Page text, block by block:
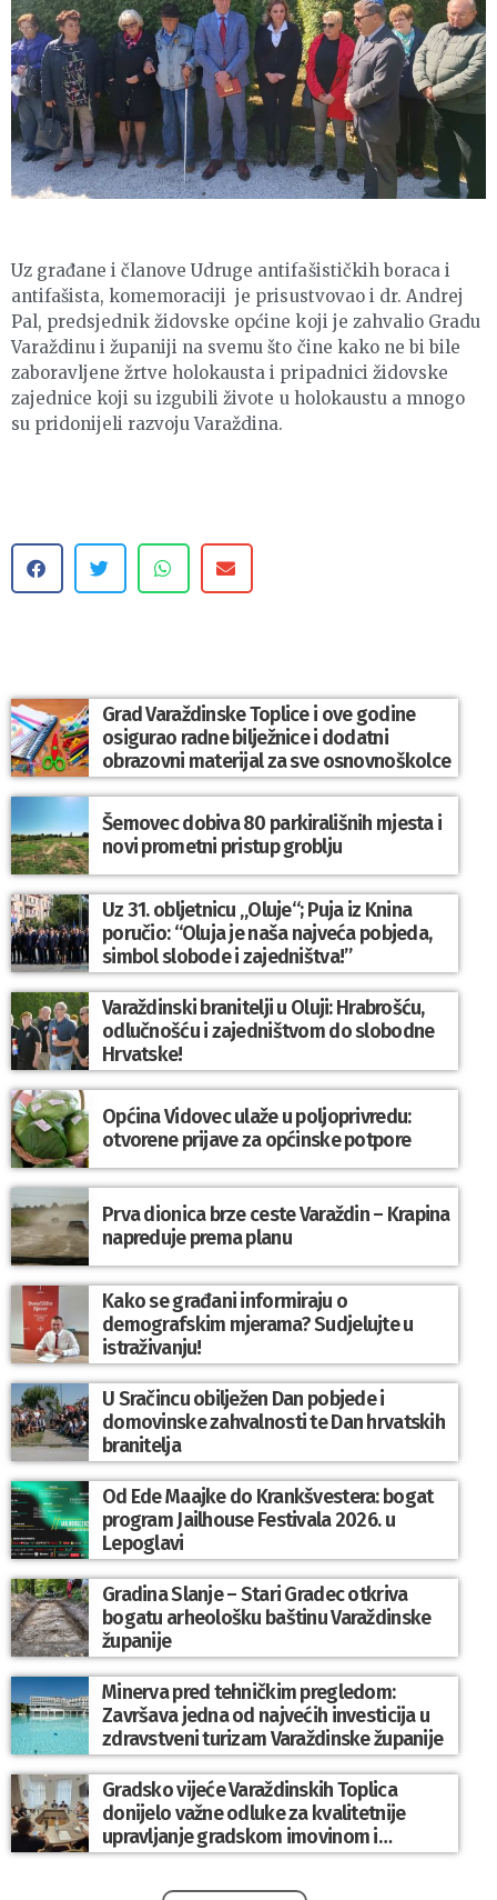
Uz građane i članove Udruge antifašističkih boraca i
antifašista, komemoraciji je prisustvovao i dr. Andrej
Pal, predsjednik židovske općine koji je zahvalio Gradu
Varaždinu i županiji na svemu što čine kako ne bi bile
zaboravljene žrtve holokausta i pripadnici židovske
zajednice koji su izgubili živote u holokaustu a mnogo
su pridonijeli razvoju Varaždina.
Grad Varaždinske Toplice i ove godine
osigurao radne bilježnice i dodatni
obrazovni materijal za sve osnovnoškolce
Šemovec dobiva 80 parkirališnih mjesta i
novi prometni pristup groblju
Uz 31. obljetnicu „Oluje“; Puja iz Knina
poručio: “Oluja je naša najveća pobjeda,
simbol slobode i zajedništva!”
Varaždinski branitelji u Oluji: Hrabrošću,
odlučnošću i zajedništvom do slobodne
Hrvatske!
Općina Vidovec ulaže u poljoprivredu:
otvorene prijave za općinske potpore
Prva dionica brze ceste Varaždin – Krapina
napreduje prema planu
Kako se građani informiraju o
demografskim mjerama? Sudjelujte u
istraživanju!
U Sračincu obilježen Dan pobjede i
domovinske zahvalnosti te Dan hrvatskih
branitelja
Od Ede Maajke do Krankšvestera: bogat
program Jailhouse Festivala 2026. u
Lepoglavi
Gradina Slanje – Stari Gradec otkriva
bogatu arheološku baštinu Varaždinske
županije
Minerva pred tehničkim pregledom:
Završava jedna od najvećih investicija u
zdravstveni turizam Varaždinske županije
Gradsko vijeće Varaždinskih Toplica
donijelo važne odluke za kvalitetnije
upravljanje gradskom imovinom i
komunalnim sustavom